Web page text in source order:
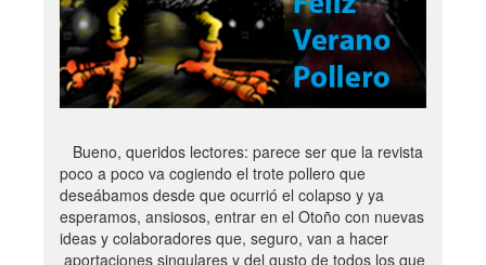
Bueno, queridos lectores: parece ser que la revista
poco a poco va cogiendo el trote pollero que
deseábamos desde que ocurrió el colapso y ya
esperamos, ansiosos, entrar en el Otoño con nuevas
ideas y colaboradores que, seguro, van a hacer
aportaciones singulares y del gusto de todos los que